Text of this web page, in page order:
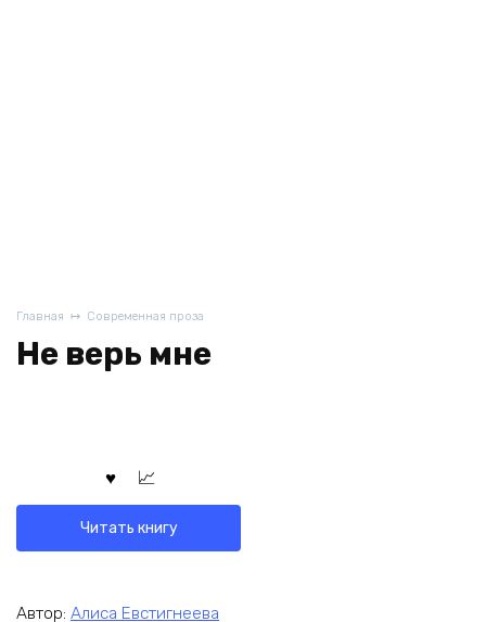
Главная Современная проза
Не верь мне
Читать книгу
Автор: Алиса Евстигнеева